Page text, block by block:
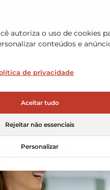
autoriza o uso de cookies
conteúdos e
de privacidade
Aceitar tudo
Rejeitar não essenciais
Personalizar
NA VRC